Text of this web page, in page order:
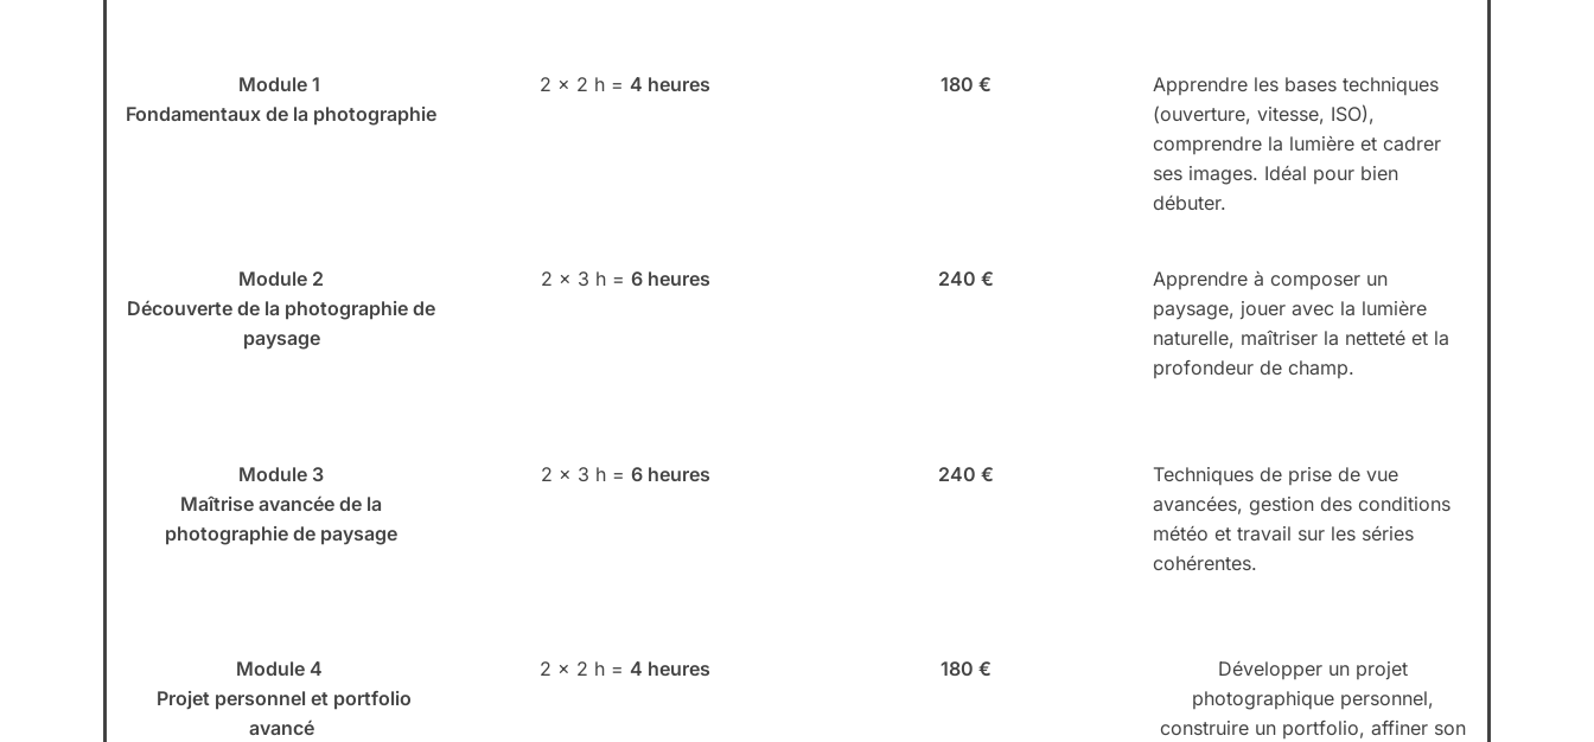
Module 1
Fondamentaux de la photographie
2 × 2 h = 4 heures 180 €
Apprendre les bases techniques
(ouverture, vitesse, ISO),
comprendre la lumière et cadrer
ses images. Idéal pour bien
débuter.
Module 2
Découverte de la photographie de
paysage
2 × 3 h = 6 heures 240 €
Apprendre à composer un
paysage, jouer avec la lumière
naturelle, maîtriser la netteté et la
profondeur de champ.
Module 3
Maîtrise avancée de la
photographie de paysage
2 × 3 h = 6 heures 240 €
Techniques de prise de vue
avancées, gestion des conditions
météo et travail sur les séries
cohérentes.
Module 4
Projet personnel et portfolio
avancé
2 × 2 h = 4 heures 180 €
Développer un projet
photographique personnel,
construire un portfolio, affiner son